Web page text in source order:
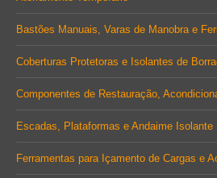
windowwindowwindow
Bastões Manuais, Varas de Manobra e
Coberturas Protetoras e Isolantes de
Componentes de Restauração,
Escadas, Plataformas e Andaime Isolante
Ferramentas para Içamento de Cargas e